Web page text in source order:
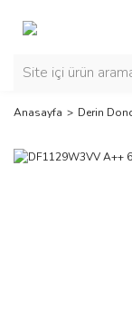
Anasayfa Derin